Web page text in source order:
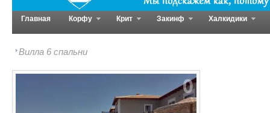
Главная Корфу Крит Закинф Халкидики
Вилла 6 спальни
0